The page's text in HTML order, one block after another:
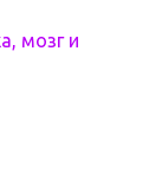
мозг и